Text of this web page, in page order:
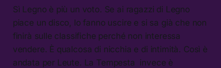
Sì Legno è più un voto. Se ai ragazzi di Legno
piace un disco, lo fanno uscire e si sa già che non
finirà sulle classifiche perché non interessa
vendere. È qualcosa di nicchia e di intimità. Così è
andata per Leute. La Tempesta invece è